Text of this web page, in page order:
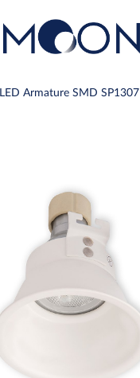
LED Armature SMD SP1307